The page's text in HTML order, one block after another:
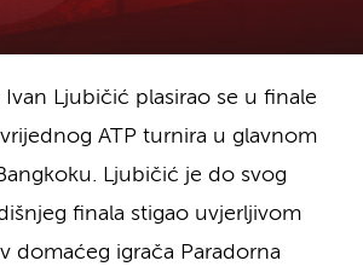
Ivan Ljubičić plasirao se u finale
ATP turnira u glavnom
Ljubičić je do svog
finala stigao uvjerljivom
domaćeg igrača Paradorna